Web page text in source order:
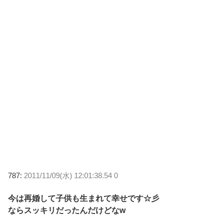
787: 2011/11/09(水) 12:01:38.54 0
今は再婚して子供も生まれて幸せです☆彡
ならスッキリだったんだけどなw